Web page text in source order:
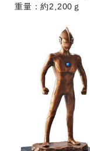
重量：約2,200ｇ